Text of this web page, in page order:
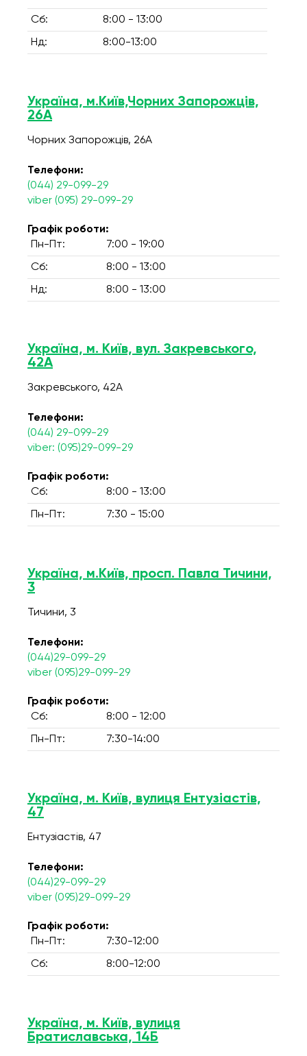
Сб: 8:00 - 13:00
Нд: 8:00-13:00
Україна, м.Київ,Чорних Запорожців,
26А
Чорних Запорожців, 26А
Телефони:
(044) 29-099-29
viber (095) 29-099-29
Графік роботи:
Пн-Пт:
7:00 - 19:00
Сб: 8:00 - 13:00
Нд: 8:00 - 13:00
Україна, м. Київ, вул. Закревського,
42А
Закревського, 42А
Телефони:
(044) 29-099-29
viber: (095)29-099-29
Графік роботи:
Сб:
8:00 - 13:00
Пн-Пт: 7:30 - 15:00
Україна, м.Київ, просп. Павла Тичини,
3
Тичини, 3
Телефони:
(044)29-099-29
viber (095)29-099-29
Графік роботи:
Сб:
8:00 - 12:00
Пн-Пт: 7:30-14:00
Україна, м. Київ, вулиця Ентузіастів,
47
Ентузіастів, 47
Телефони:
(044)29-099-29
viber (095)29-099-29
Графік роботи:
Пн-Пт:
7:30-12:00
Сб: 8:00-12:00
Україна, м. Київ, вулиця
Братиславська, 14Б